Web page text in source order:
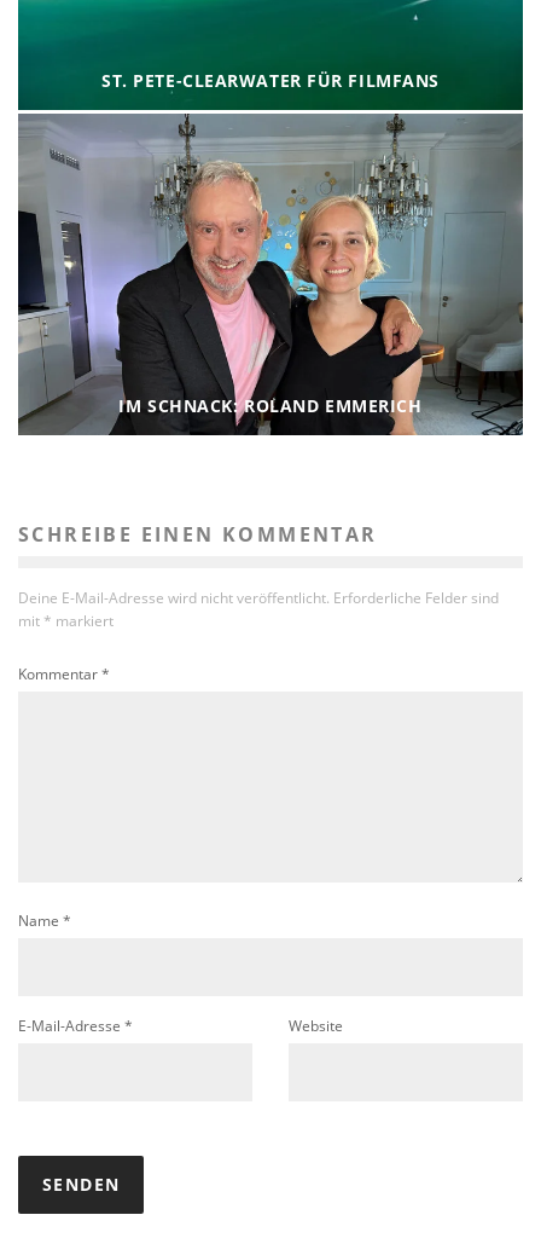
ST. PETE-CLEARWATER FÜR FILMFANS
IM SCHNACK: ROLAND EMMERICH
SCHREIBE EINEN KOMMENTAR
Deine E-Mail-Adresse wird nicht veröffentlicht. Erforderliche Felder sind
mit * markiert
Kommentar*
Name *
E-Mail-Adresse * Website